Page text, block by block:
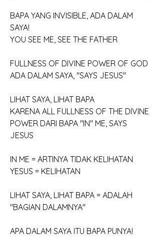
BAPA YANG INVISIBLE, ADA DALAM
SAYA!
YOU SEE ME, SEE THE FATHER
FULLNESS OF DIVINE POWER OF GOD
ADA DALAM SAYA, "SAYS JESUS"
LIHAT SAYA, LIHAT BAPA
KARENA ALL FULLNESS OF THE DIVINE
POWER DARI BAPA "IN" ME, SAYS
JESUS
IN ME = ARTINYA TIDAK KELIHATAN
YESUS = KELIHATAN
LIHAT SAYA, LIHAT BAPA = ADALAH
"BAGIAN DALAMNYA"
APA DALAM SAYA ITU BAPA PUNYA!